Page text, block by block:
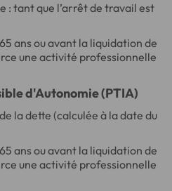
: tant que l’arrêt de travail est
ans ou avant la liquidation de
une activité professionnelle
d'Autonomie (PTIA)
la dette (calculée à la date du
ans ou avant la liquidation de
une activité professionnelle